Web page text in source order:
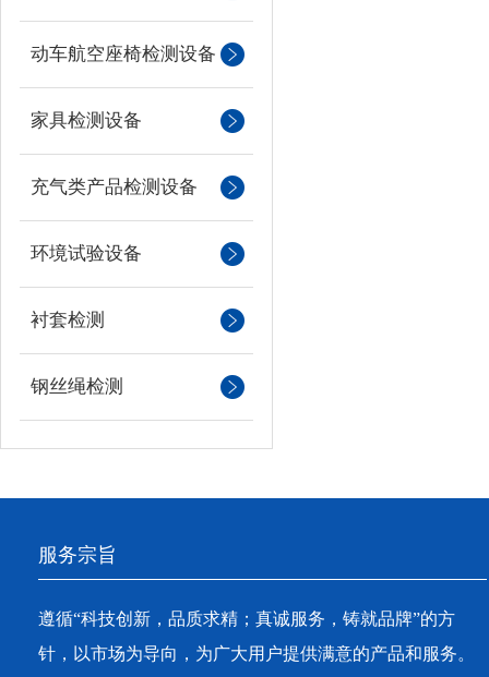
动车航空座椅检测设备
家具检测设备
充气类产品检测设备
环境试验设备
衬套检测
钢丝绳检测
服务宗旨
遵循“科技创新，品质求精；真诚服务，铸就品牌”的方
针，以市场为导向，为广大用户提供满意的产品和服务。